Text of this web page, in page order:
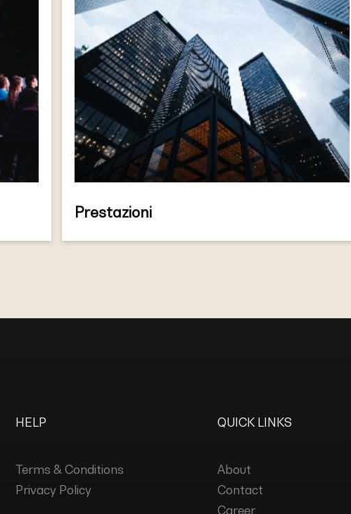
Prestazioni
HELP
Terms & Conditions
Privacy Policy
QUICK LINKS
About
Contact
Career